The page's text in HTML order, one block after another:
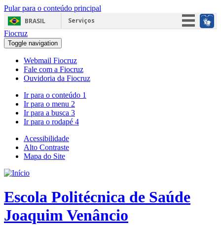
Pular para o conteúdo principal
BRASIL
Serviços
Fiocruz
Toggle navigation
Webmail Fiocruz
Fale com a Fiocruz
Ouvidoria da Fiocruz
Ir para o conteúdo 1
Ir para o menu 2
Ir para a busca 3
Ir para o rodapé 4
Acessibilidade
Alto Contraste
Mapa do Site
Escola Politécnica de Saúde
Joaquim Venâncio